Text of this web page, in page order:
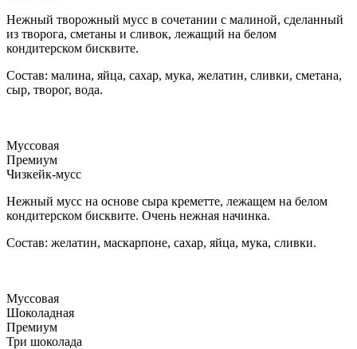
Нежный творожный мусс в сочетании с малиной, сделанный
из творога, сметаны и сливок, лежащий на белом
кондитерском бисквите.
Состав: малина, яйца, сахар, мука, желатин, сливки, сметана,
сыр, творог, вода.
Муссовая
Премиум
Чизкейк-мусс
Нежный мусс на основе сыра креметте, лежащем на белом
кондитерском бисквите. Очень нежная начинка.
Состав: желатин, маскарпоне, сахар, яйца, мука, сливки.
Муссовая
Шоколадная
Премиум
Три шоколада